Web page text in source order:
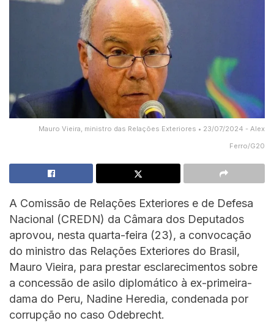
Mauro Vieira, ministro das Relações Exteriores • 23/07/2024 - Alex
Ferro/G20
A Comissão de Relações Exteriores e de Defesa
Nacional (CREDN) da Câmara dos Deputados
aprovou, nesta quarta-feira (23), a convocação
do ministro das Relações Exteriores do Brasil,
Mauro Vieira, para prestar esclarecimentos sobre
a concessão de asilo diplomático à ex-primeira-
dama do Peru, Nadine Heredia, condenada por
corrupção no caso Odebrecht.